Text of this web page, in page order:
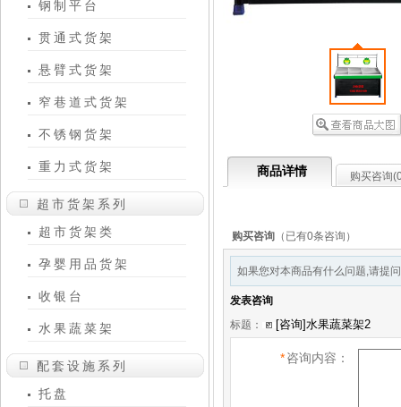
钢制平台
贯通式货架
悬臂式货架
窄巷道式货架
不锈钢货架
重力式货架
超市货架系列
超市货架类
孕婴用品货架
收银台
水果蔬菜架
配套设施系列
托盘
商品详情 购买咨询(
购买咨询 （已有0条咨询）
如果您对本商品有什么问题,请提
发表咨询
标题：
*咨询内容：